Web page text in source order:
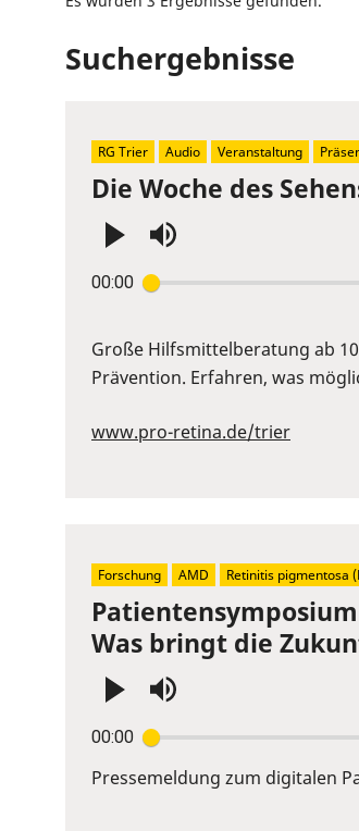
Suchergebnisse
Die Woche des
00:00
Enter
Space
to
volume
Große Hilfsmittelberatung ab
Prävention. Erfahren, was
www.pro-retina.de/trier
RG Trier Audio Veranstaltung
Was bringt die
00:00
Enter
or
Pressemeldung zum digitalen
Forschung AMD Retinitis pigmentosa